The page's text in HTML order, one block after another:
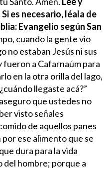
es necesario, léala de
Evangelio según San
cuando la gente vio
no estaban Jesús ni sus
fueron a Cafarnaúm para
en la otra orilla del lago,
llegaste acá?”
que ustedes no
visto señales
de aquellos panes
ese alimento que se
dura para la vida
del hombre; porque a